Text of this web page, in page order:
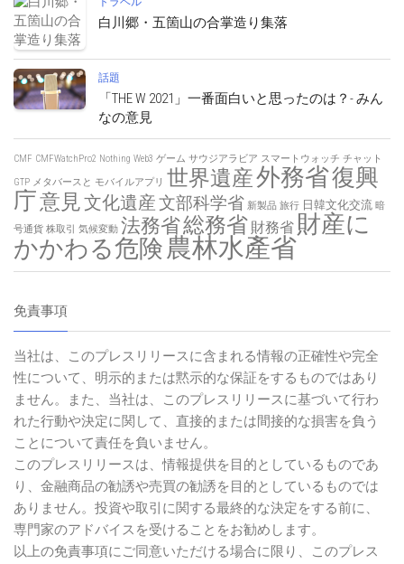
白川郷・五箇山の合掌造り集落
話題
「THE W 2021」一番面白いと思ったのは？- みん
なの意見
CMF CMFWatchPro2 Nothing Web3 ゲーム サウジアラビア スマートウォッチ チャット
GTP メタバースと モバイルアプリ 世界遺産外務省復興
庁意見文化遺産文部科学省 新製品 旅行 日韓文化交流 暗
号通貨 株取引 気候変動 法務省総務省 財務省 財産に
かかわる危険農林水產省
免責事項
当社は、このプレスリリースに含まれる情報の正確性や完全
性について、明示的または黙示的な保証をするものではあり
ません。また、当社は、このプレスリリースに基づいて行わ
れた行動や決定に関して、直接的または間接的な損害を負う
ことについて責任を負いません。
このプレスリリースは、情報提供を目的としているものであ
り、金融商品の勧誘や売買の勧誘を目的としているものでは
ありません。投資や取引に関する最終的な決定をする前に、
専門家のアドバイスを受けることをお勧めします。
以上の免責事項にご同意いただける場合に限り、このプレス